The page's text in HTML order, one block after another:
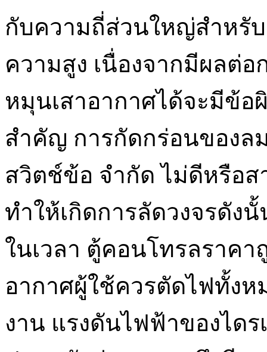
กับความถี่ส่วนใหญ่สำหรั
ความสูง เนื่องจากมีผลต่
หมุนเสาอากาศได้จะมีข้อ
สำคัญ การกัดกร่อนของล
สวิตช์ข้อ จำกัด ไม่ดีหรือ
ทำให้เกิดการลัดวงจรดัง
ในเวลา ตู้คอนโทรลราคา
อากาศผู้ใช้ควรตัดไฟทั้ง
งาน แรงดันไฟฟ้าของได